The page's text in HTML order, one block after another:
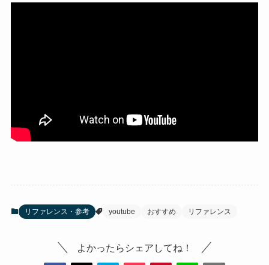
リファレンス・参考 youtube おすすめ リファレンス
よかったらシェアしてね！